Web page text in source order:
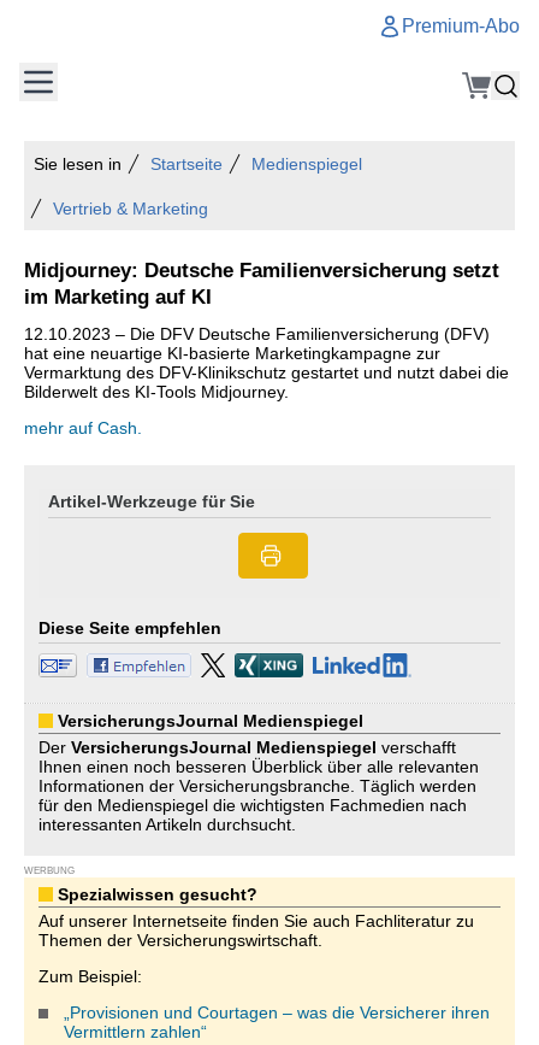
Premium-Abo
Sie lesen in Startseite Medienspiegel
Vertrieb & Marketing
Midjourney: Deutsche Familienversicherung setzt
im Marketing auf KI
12.10.2023 – Die DFV Deutsche Familienversicherung (DFV)
hat eine neuartige KI-basierte Marketingkampagne zur
Vermarktung des DFV-Klinikschutz gestartet und nutzt dabei die
Bilderwelt des KI-Tools Midjourney.
mehr auf Cash.
Artikel-Werkzeuge für Sie
Diese Seite empfehlen
VersicherungsJournal Medienspiegel
Der VersicherungsJournal Medienspiegel verschafft
Ihnen einen noch besseren Überblick über alle relevanten
Informationen der Versicherungsbranche. Täglich werden
für den Medienspiegel die wichtigsten Fachmedien nach
interessanten Artikeln durchsucht.
WERBUNG
Spezialwissen gesucht?
Auf unserer Internetseite finden Sie auch Fachliteratur zu
Themen der Versicherungswirtschaft.
Zum Beispiel:
„Provisionen und Courtagen – was die Versicherer ihren
Vermittlern zahlen“